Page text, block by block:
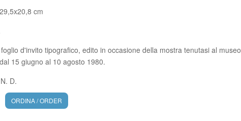
cm
d'invito tipografico, edito in occasione della mostra tenutasi al museo
15 giugno al 10 agosto 1980.
D.
ORDINA / ORDER